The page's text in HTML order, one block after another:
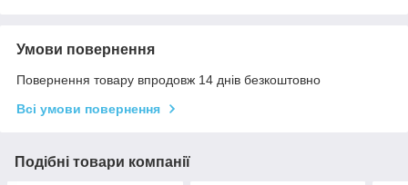
Умови повернення
Повернення товару впродовж 14 днів безкоштовно
Всі умови повернення
Подібні товари компанії